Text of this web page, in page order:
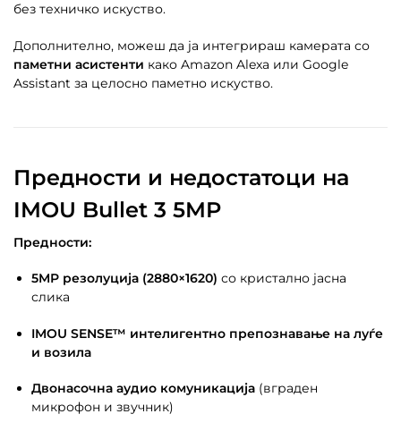
без техничко искуство.
Дополнително, можеш да ја интегрираш камерата со
паметни асистенти како Amazon Alexa или Google
Assistant за целосно паметно искуство.
Предности и недостатоци на
IMOU Bullet 3 5MP
Предности:
5MP резолуција (2880×1620) со кристално јасна
слика
IMOU SENSE™ интелигентно препознавање на луѓе
и возила
Двонасочна аудио комуникација (вграден
микрофон и звучник)